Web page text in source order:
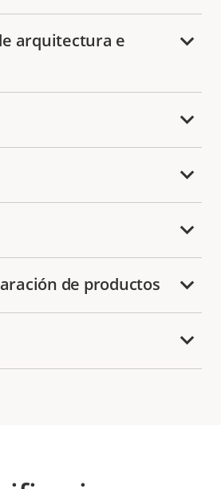
arquitectura e
de productos